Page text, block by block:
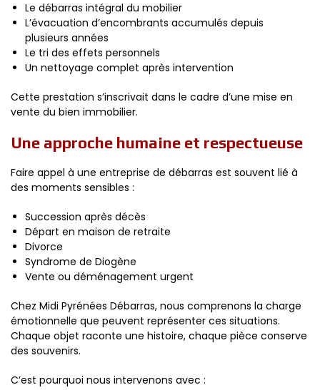
Le débarras intégral du mobilier
L’évacuation d’encombrants accumulés depuis
plusieurs années
Le tri des effets personnels
Un nettoyage complet après intervention
Cette prestation s’inscrivait dans le cadre d’une mise en
vente du bien immobilier.
Une approche humaine et respectueuse
Faire appel à une entreprise de débarras est souvent lié à
des moments sensibles :
Succession après décès
Départ en maison de retraite
Divorce
Syndrome de Diogène
Vente ou déménagement urgent
Chez Midi Pyrénées Débarras, nous comprenons la charge
émotionnelle que peuvent représenter ces situations.
Chaque objet raconte une histoire, chaque pièce conserve
des souvenirs.
C’est pourquoi nous intervenons avec :